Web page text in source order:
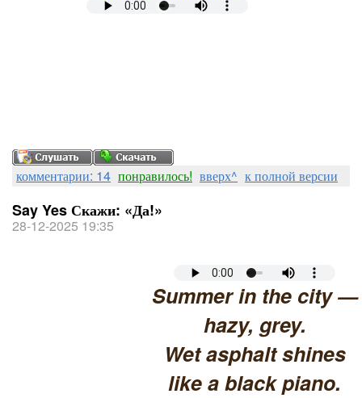
комментарии: 14 понравилось! вверх^ к полной версии
Say Yes Скажи: «Да!»
28-12-2025 19:35
Summer in the city —
hazy, grey.
Wet asphalt shines
like a black piano.